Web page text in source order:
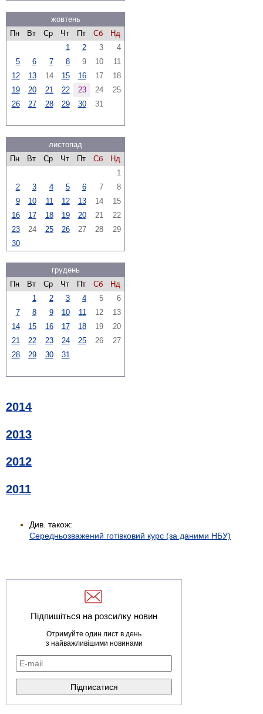
жовтень
Пн
Вт Ср Чт Пт Сб
Нд
1
2 3
4
5
6 7 8 9 10
11
12
13 14 15 16 17
18
19
20 21 22 23 24
25
26
27 28 29 30 31
листопад
Пн
Вт Ср Чт Пт Сб
Нд
1
2
3 4 5 6 7
8
9
10 11 12 13 14
15
16
17 18 19 20 21
22
23
24 25 26 27 28
29
30
грудень
Пн
Вт Ср Чт Пт Сб
Нд
1
2 3 4 5
6
7
8 9 10 11 12
13
14
15 16 17 18 19
20
21
22 23 24 25 26
27
28
29 30 31
2014
2013
2012
2011
Див. також:
Середньозважений готівковий курс (за даними НБУ)
Підпишіться на розсилку новин
Отримуйте один лист в день
з найважливішими новинами